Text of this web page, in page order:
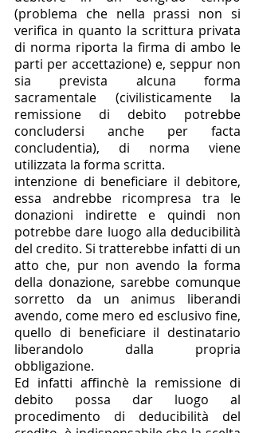
(problema che nella prassi non si
verifica in quanto la scrittura privata
di norma riporta la firma di ambo le
parti per accettazione) e, seppur non
sia prevista alcuna forma
sacramentale (civilisticamente la
remissione di debito potrebbe
concludersi anche per facta
concludentia), di norma viene
utilizzata la forma scritta.
intenzione di beneficiare il debitore,
essa andrebbe ricompresa tra le
donazioni indirette e quindi non
potrebbe dare luogo alla deducibilità
del credito. Si tratterebbe infatti di un
atto che, pur non avendo la forma
della donazione, sarebbe comunque
sorretto da un animus liberandi
avendo, come mero ed esclusivo fine,
quello di beneficiare il destinatario
liberandolo dalla propria
obbligazione.
Ed infatti affinchè la remissione di
debito possa dar luogo al
procedimento di deducibilità del